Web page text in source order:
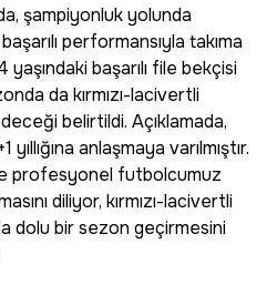
şampiyonluk yolunda
performansıyla takıma
başarılı file bekçisi
da kırmızı-lacivertli
belirtildi. Açıklamada,
anlaşmaya varılmıştır.
profesyonel futbolcumuz
diliyor, kırmızı-lacivertli
dolu bir sezon geçirmesini